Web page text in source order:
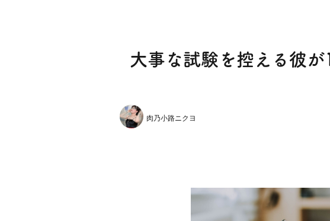
大事な試験を控える彼
肉乃小路ニクヨ